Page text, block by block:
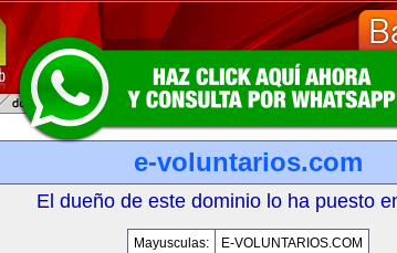
e-voluntarios.com
El dueño de este dominio lo ha puesto
Mayusculas:
E-VOLUNTARIOS.COM